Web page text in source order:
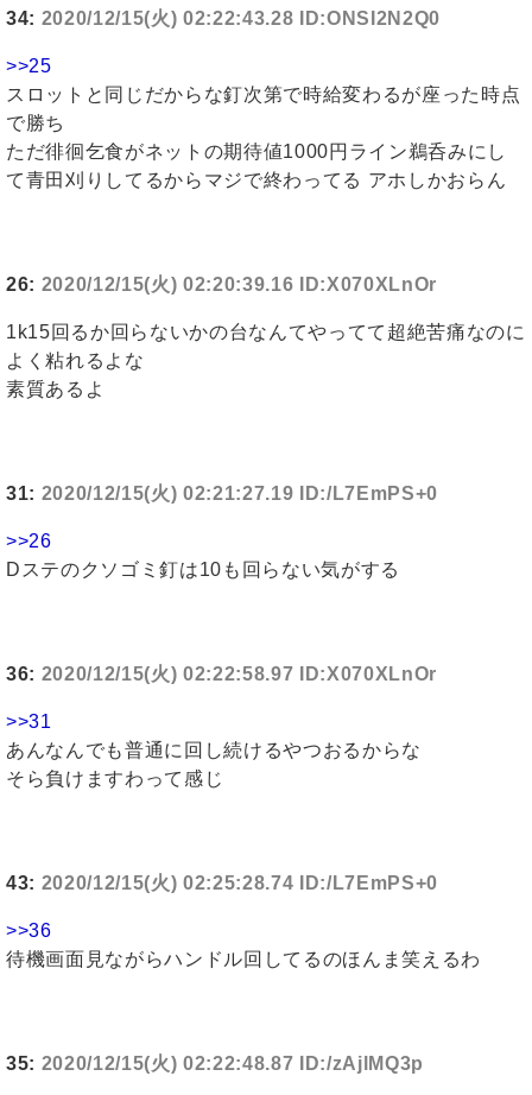
34: 2020/12/15(火) 02:22:43.28 ID:ONSI2N2Q0
>>25
スロットと同じだからな釘次第で時給変わるが座った時点
で勝ち
ただ徘徊乞食がネットの期待値1000円ライン鵜呑みにし
て青田刈りしてるからマジで終わってる アホしかおらん
26: 2020/12/15(火) 02:20:39.16 ID:X070XLnOr
1k15回るか回らないかの台なんてやってて超絶苦痛なのに
よく粘れるよな
素質あるよ
31: 2020/12/15(火) 02:21:27.19 ID:/L7EmPS+0
>>26
Dステのクソゴミ釘は10も回らない気がする
36: 2020/12/15(火) 02:22:58.97 ID:X070XLnOr
>>31
あんなんでも普通に回し続けるやつおるからな
そら負けますわって感じ
43: 2020/12/15(火) 02:25:28.74 ID:/L7EmPS+0
>>36
待機画面見ながらハンドル回してるのほんま笑えるわ
35: 2020/12/15(火) 02:22:48.87 ID:/zAjlMQ3p